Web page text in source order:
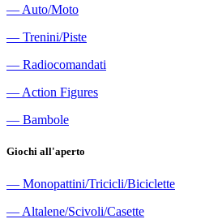
― Auto/Moto
― Trenini/Piste
― Radiocomandati
― Action Figures
― Bambole
Giochi all'aperto
― Monopattini/Tricicli/Biciclette
― Altalene/Scivoli/Casette